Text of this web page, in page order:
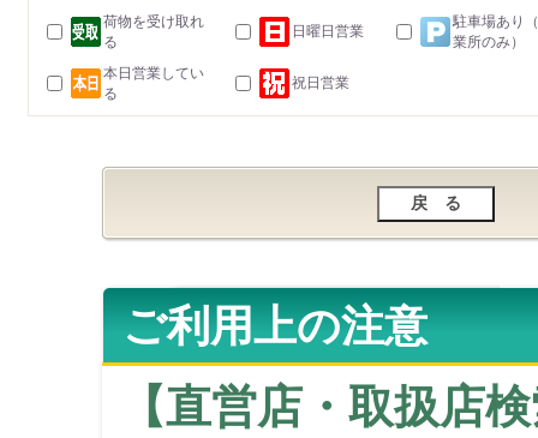
荷物を受け取れ
る
日曜日営業
駐車場あり
業所のみ）
本日営業してい
る
祝日営業
ご利用上の注意
【直営店・取扱店